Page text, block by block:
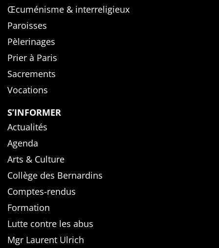
Œcuménisme & interreligieux
Paroisses
Pèlerinages
Prier à Paris
Sacrements
Vocations
S’INFORMER
Actualités
Agenda
Arts & Culture
Collège des Bernardins
Comptes-rendus
Formation
Lutte contre les abus
Mgr Laurent Ulrich